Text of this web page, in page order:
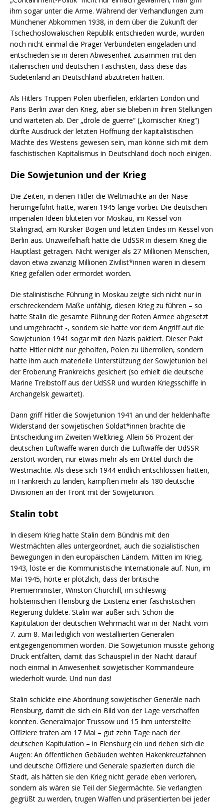
ihm sogar unter die Arme. Während der Verhandlungen zum
Münchener Abkommen 1938, in dem über die Zukunft der
Tschechoslowakischen Republik entschieden wurde, wurden
noch nicht einmal die Prager Verbündeten eingeladen und
entschieden sie in deren Abwesenheit zusammen mit den
italienischen und deutschen Faschisten, dass diese das
Sudetenland an Deutschland abzutreten hatten.
Als Hitlers Truppen Polen überfielen, erklärten London und
Paris Berlin zwar den Krieg, aber sie blieben in ihren Stellungen
und warteten ab. Der „drole de guerre“ („komischer Krieg“)
dürfte Ausdruck der letzten Hoffnung der kapitalistischen
Mächte des Westens gewesen sein, man könne sich mit dem
faschistischen Kapitalismus in Deutschland doch noch einigen.
Die Sowjetunion und der Krieg
Die Zeiten, in denen Hitler die Weltmächte an der Nase
herumgeführt hatte, waren 1945 lange vorbei. Die deutschen
imperialen Ideen bluteten vor Moskau, im Kessel von
Stalingrad, am Kursker Bogen und letzten Endes im Kessel von
Berlin aus. Unzweifelhaft hatte die UdSSR in diesem Krieg die
Hauptlast getragen. Nicht weniger als 27 Millionen Menschen,
davon etwa zwanzig Millionen Zivilist*innen waren in diesem
Krieg gefallen oder ermordet worden.
Die stalinistische Führung in Moskau zeigte sich nicht nur in
erschreckendem Maße unfähig, diesen Krieg zu führen – so
hatte Stalin die gesamte Führung der Roten Armee abgesetzt
und umgebracht -, sondern sie hatte vor dem Angriff auf die
Sowjetunion 1941 sogar mit den Nazis paktiert. Dieser Pakt
hatte Hitler nicht nur geholfen, Polen zu überrollen, sondern
hatte ihm auch materielle Unterstützung der Sowjetunion bei
der Eroberung Frankreichs gesichert (so erhielt die deutsche
Marine Treibstoff aus der UdSSR und wurden Kriegsschiffe in
Archangelsk gewartet).
Dann griff Hitler die Sowjetunion 1941 an und der heldenhafte
Widerstand der sowjetischen Soldat*innen brachte die
Entscheidung im Zweiten Weltkrieg. Allein 56 Prozent der
deutschen Luftwaffe waren durch die Luftwaffe der UdSSR
zerstört worden, nur etwas mehr als ein Drittel durch die
Westmächte. Als diese sich 1944 endlich entschlossen hatten,
in Frankreich zu landen, kämpften mehr als 180 deutsche
Divisionen an der Front mit der Sowjetunion.
Stalin tobt
In diesem Krieg hatte Stalin dem Bündnis mit den
Westmächten alles untergeordnet, auch die sozialistischen
Bewegungen in den europäischen Ländern. Mitten im Krieg,
1943, löste er die Kommunistische Internationale auf. Nun, im
Mai 1945, hörte er plötzlich, dass der britische
Premierminister, Winston Churchill, im schleswig-
holsteinischen Flensburg die Existenz einer faschistischen
Regierung duldete. Stalin war außer sich. Schon die
Kapitulation der deutschen Wehrmacht war in der Nacht vom
7. zum 8. Mai lediglich von westalliierten Generälen
entgegengenommen worden. Die Sowjetunion musste gehörig
Druck entfalten, damit das Schauspiel in der Nacht darauf
noch einmal in Anwesenheit sowjetischer Kommandeure
wiederholt wurde. Und nun das!
Stalin schickte eine Abordnung sowjetischer Generäle nach
Flensburg, damit die sich ein Bild von der Lage verschaffen
konnten. Generalmajor Trussow und 15 ihm unterstellte
Offiziere trafen am 17 Mai – gut zehn Tage nach der
deutschen Kapitulation – in Flensburg ein und rieben sich die
Augen: An öffentlichen Gebäuden wehten Hakenkreuzfahnen
und deutsche Offiziere und Generale spazierten durch die
Stadt, als hätten sie den Krieg nicht gerade eben verloren,
sondern als wären sie Teil der Siegermächte. Sie verlangten
gegrüßt zu werden, trugen Waffen und präsentierten bei jeder